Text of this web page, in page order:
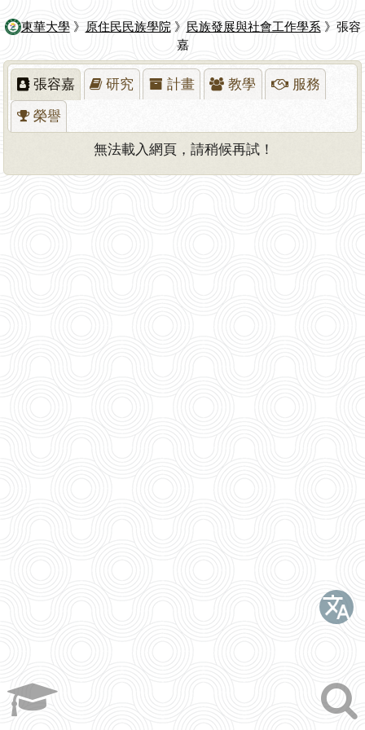
東華大學》 原住民民族學院》 民族發展與社會工作學系 》張容
嘉
張容嘉 研究 計畫 教學 服務
榮譽
無法載入網頁，請稍候再試！